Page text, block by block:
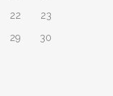
22
23
29
30